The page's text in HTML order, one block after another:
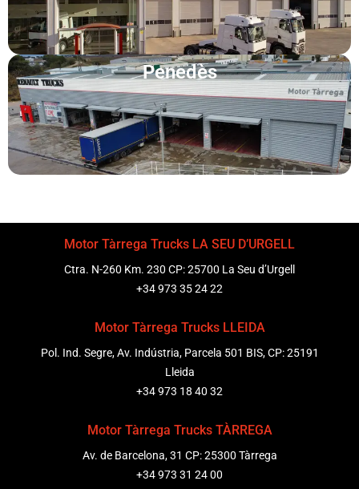
Penedès
Motor Tàrrega Trucks LA SEU D’URGELL
Ctra. N-260 Km. 230 CP: 25700 La Seu d’Urgell
+34 973 35 24 22
Motor Tàrrega Trucks LLEIDA
Pol. Ind. Segre, Av. Indústria, Parcela 501 BIS, CP: 25191
Lleida
+34 973 18 40 32
Motor Tàrrega Trucks TÀRREGA
Av. de Barcelona, 31 CP: 25300 Tàrrega
+34 973 31 24 00